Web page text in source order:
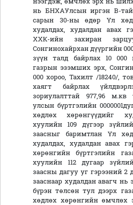
нь БНХАУлсын иргэн В-тай
сарын 30-ны өдөр Үл
худалдах, худалдан авах
ХХК-ийн захиран
Сонгинохайрхан дүүргийн
зүүн талд байрлах 10 000
газрын эзэмших эрх,
000 хороо, Тахилт /18240/,
хаягт байрлах
зориулалттай 977,96 м.кв
улсын бүртгэлийн
хөдлөх хөрөнгүүдийг
хуулийн 109 дүгээр
заасныг баримтлан Үл
худалдах, худалдан авах
хөрөнгийн бүртгэлийн
хуулийн 112 дугаар
заасны дагуу уг гэрээний 2
зааснаар худалдан авагч
бүрэн төлсөн тул дээрх
хөдлөх хөрөнгийн